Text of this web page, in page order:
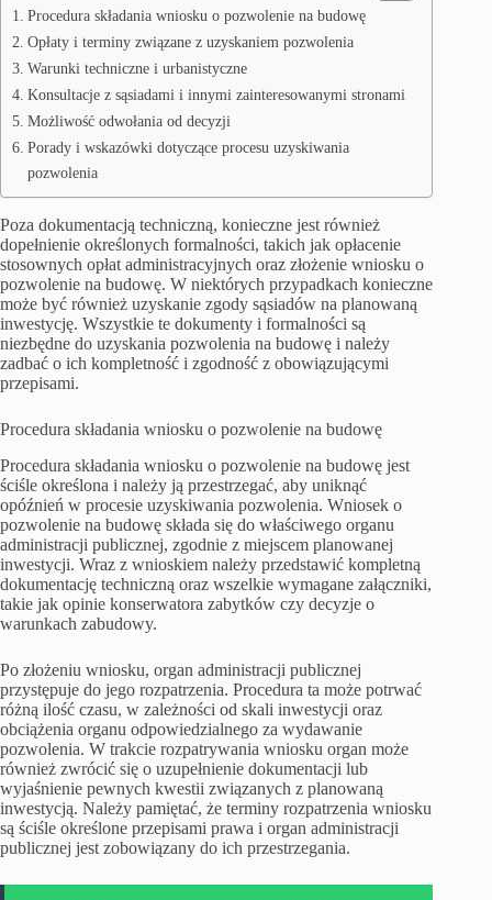
Procedura składania wniosku o pozwolenie na budowę
Opłaty i terminy związane z uzyskaniem pozwolenia
Warunki techniczne i urbanistyczne
Konsultacje z sąsiadami i innymi zainteresowanymi stronami
Możliwość odwołania od decyzji
Porady i wskazówki dotyczące procesu uzyskiwania
pozwolenia
Poza dokumentacją techniczną, konieczne jest również
dopełnienie określonych formalności, takich jak opłacenie
stosownych opłat administracyjnych oraz złożenie wniosku o
pozwolenie na budowę. W niektórych przypadkach konieczne
może być również uzyskanie zgody sąsiadów na planowaną
inwestycję. Wszystkie te dokumenty i formalności są
niezbędne do uzyskania pozwolenia na budowę i należy
zadbać o ich kompletność i zgodność z obowiązującymi
przepisami.
Procedura składania wniosku o pozwolenie na budowę
Procedura składania wniosku o pozwolenie na budowę jest
ściśle określona i należy ją przestrzegać, aby uniknąć
opóźnień w procesie uzyskiwania pozwolenia. Wniosek o
pozwolenie na budowę składa się do właściwego organu
administracji publicznej, zgodnie z miejscem planowanej
inwestycji. Wraz z wnioskiem należy przedstawić kompletną
dokumentację techniczną oraz wszelkie wymagane załączniki,
takie jak opinie konserwatora zabytków czy decyzje o
warunkach zabudowy.
Po złożeniu wniosku, organ administracji publicznej
przystępuje do jego rozpatrzenia. Procedura ta może potrwać
różną ilość czasu, w zależności od skali inwestycji oraz
obciążenia organu odpowiedzialnego za wydawanie
pozwolenia. W trakcie rozpatrywania wniosku organ może
również zwrócić się o uzupełnienie dokumentacji lub
wyjaśnienie pewnych kwestii związanych z planowaną
inwestycją. Należy pamiętać, że terminy rozpatrzenia wniosku
są ściśle określone przepisami prawa i organ administracji
publicznej jest zobowiązany do ich przestrzegania.